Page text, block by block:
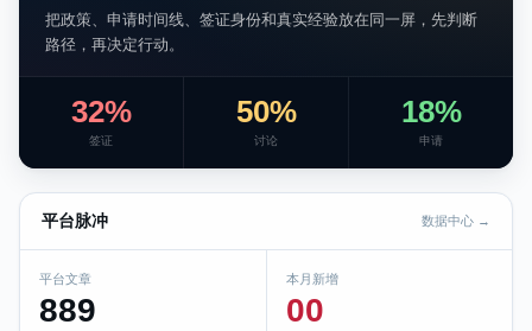
把政策、申请时间线、签证身份和真实经验放在同一屏，先判断
路径，再决定行动。
32%
签证
50%
讨论
18%
申请
平台脉冲 数据中心 →
平台文章
889
本月新增
00